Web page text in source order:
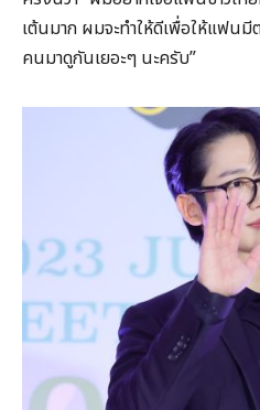
เต้นมาก ผมจะทำให้ดีเพื่อให้แฟน
คนมาดูกันเยอะๆ นะครับ”